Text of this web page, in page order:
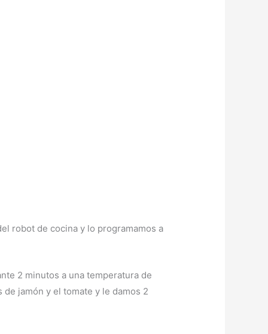
robot de cocina y lo programamos a
2 minutos a una temperatura de
de jamón y el tomate y le damos 2